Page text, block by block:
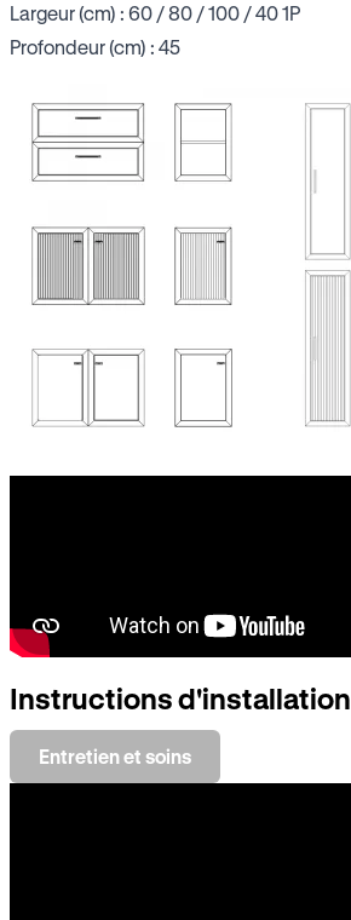
Largeur (cm) : 60 / 80 / 100 / 40 1P
Profondeur (cm) : 45
Instructions d'installation
Entretien et soins